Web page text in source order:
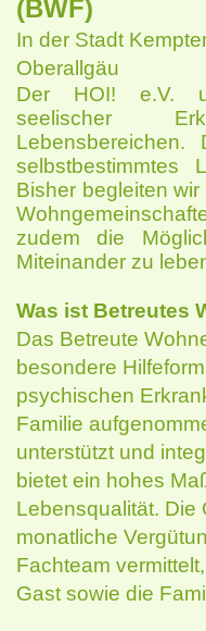
(BWF)
In der Stadt
Oberallgäu
Der HOI! e.V.
seelischer
selbstbestimmtes
Bisher begleiten
zudem
die
Miteinander zu
Was ist Betreutes
Das Betreute
besondere
psychischen
Familie
unterstützt und
bietet ein hohes
Lebensqualität. Die
monatliche
Fachteam
Gast sowie die